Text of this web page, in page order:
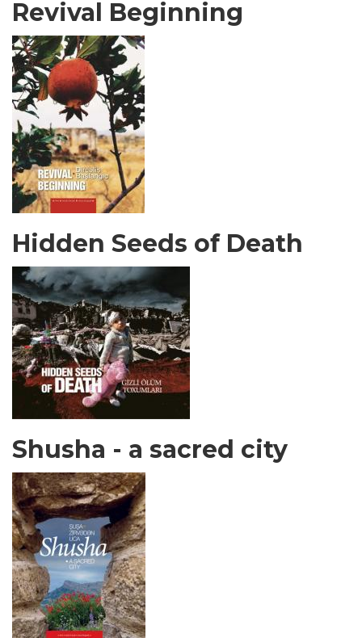
Revival Beginning
Hidden Seeds of Death
Shusha - a sacred city